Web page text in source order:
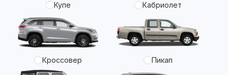
Купе Кабриолет
Кроссовер Пикап